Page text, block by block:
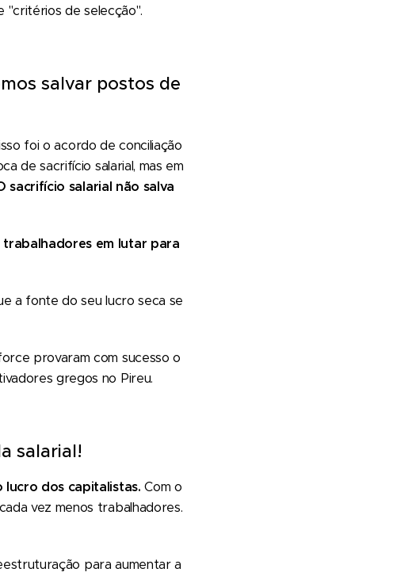
"critérios de selecção".
salvar postos de
foi o acordo de conciliação
de sacrifício salarial, mas em
sacrifício salarial não salva
em lutar para
a fonte do seu lucro seca se
provaram com sucesso o
gregos no Pireu.
salarial!
dos capitalistas. Com o
vez menos trabalhadores.
para aumentar a